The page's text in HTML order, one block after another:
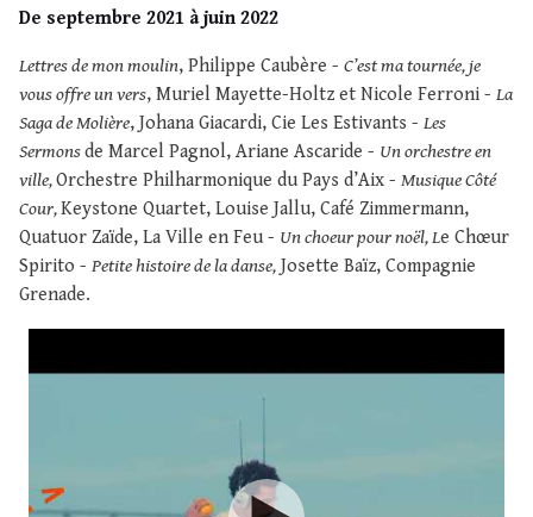
De septembre 2021 à juin 2022
Lettres de mon moulin, Philippe Caubère - C’est ma tournée, je
vous offre un vers, Muriel Mayette-Holtz et Nicole Ferroni - La
Saga de Molière, Johana Giacardi, Cie Les Estivants - Les
Sermonsde Marcel Pagnol, Ariane Ascaride - Un orchestre en
ville,Orchestre Philharmonique du Pays d’Aix - Musique Côté
Cour,Keystone Quartet, Louise Jallu, Café Zimmermann,
Quatuor Zaïde, La Ville en Feu - Un choeur pour noël, Le Chœur
Spirito - Petite histoire de la danse, Josette Baïz, Compagnie
Grenade.